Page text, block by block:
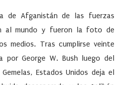
de Afganistán de las fuerzas
al mundo y fueron la foto de
medios. Tras cumplirse veinte
por George W. Bush luego del
Estados Unidos deja el